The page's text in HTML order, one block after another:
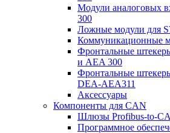
Модули аналоговых
300
Ложные модули для
Коммуникационные
Фронтальные
и AEA 300
Фронтальные
DEA-AEA311
Аксессуары
Компоненты для CAN
Шлюзы Profibus-to-
Программное